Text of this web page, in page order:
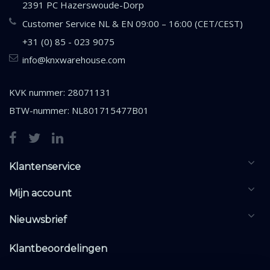
2391 PC Hazerswoude-Dorp
Customer Service NL & EN 09:00 – 16:00 (CET/CEST)
+31 (0) 85 - 023 9075
info@knxwarehouse.com
KVK nummer: 28071131
BTW-nummer: NL801715477B01
Klantenservice
Mijn account
Nieuwsbrief
Klantbeoordelingen